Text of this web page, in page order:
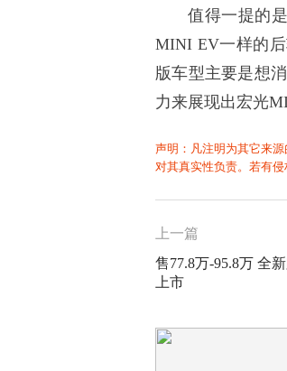
值得一提的
MINI EV一样的
版车型主要是想
力来展现出宏光
声明：凡注明为其它来
对其真实性负责。若有侵
上一篇
售77.8万-95.8万 全
上市